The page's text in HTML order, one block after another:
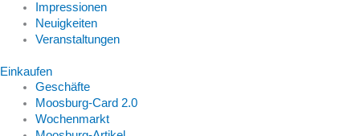
Impressionen
Neuigkeiten
Veranstaltungen
Einkaufen
Geschäfte
Moosburg-Card 2.0
Wochenmarkt